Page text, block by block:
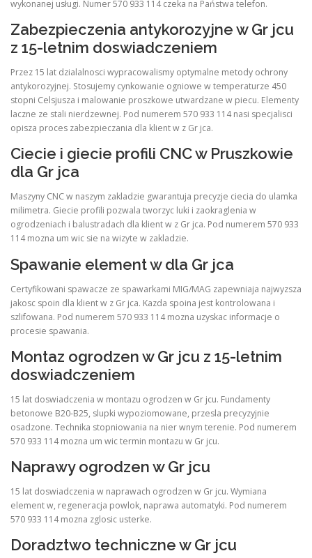
wykonanej usługi. Numer 570 933 114 czeka na Państwa telefon.
Zabezpieczenia antykorozyjne w Gr jcu
z 15-letnim doswiadczeniem
Przez 15 lat dzialalnosci wypracowalismy optymalne metody ochrony
antykorozyjnej. Stosujemy cynkowanie ogniowe w temperaturze 450
stopni Celsjusza i malowanie proszkowe utwardzane w piecu. Elementy
laczne ze stali nierdzewnej. Pod numerem 570 933 114 nasi specjalisci
opisza proces zabezpieczania dla klient w z Gr jca.
Ciecie i giecie profili CNC w Pruszkowie
dla Gr jca
Maszyny CNC w naszym zakladzie gwarantuja precyzje ciecia do ulamka
milimetra. Giecie profili pozwala tworzyc luki i zaokraglenia w
ogrodzeniach i balustradach dla klient w z Gr jca. Pod numerem 570 933
114 mozna um wic sie na wizyte w zakladzie.
Spawanie element w dla Gr jca
Certyfikowani spawacze ze spawarkami MIG/MAG zapewniaja najwyzsza
jakosc spoin dla klient w z Gr jca. Kazda spoina jest kontrolowana i
szlifowana. Pod numerem 570 933 114 mozna uzyskac informacje o
procesie spawania.
Montaz ogrodzen w Gr jcu z 15-letnim
doswiadczeniem
15 lat doswiadczenia w montazu ogrodzen w Gr jcu. Fundamenty
betonowe B20-B25, slupki wypoziomowane, przesla precyzyjnie
osadzone. Technika stopniowania na nier wnym terenie. Pod numerem
570 933 114 mozna um wic termin montazu w Gr jcu.
Naprawy ogrodzen w Gr jcu
15 lat doswiadczenia w naprawach ogrodzen w Gr jcu. Wymiana
element w, regeneracja powlok, naprawa automatyki. Pod numerem
570 933 114 mozna zglosic usterke.
Doradztwo techniczne w Gr jcu